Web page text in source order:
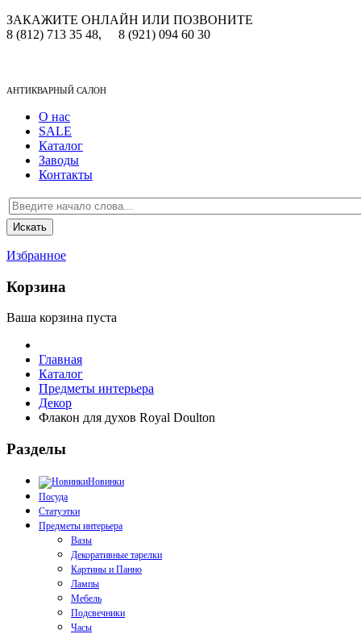
ЗАКАЖИТЕ ОНЛАЙН ИЛИ ПОЗВОНИТЕ
8 (812) 713 35 48,
8 (921) 094 60 30
АНТИКВАРНЫЙ САЛОН
О нас
SALE
Каталог
Заводы
Контакты
Избранное
Корзина
Ваша корзина пуста
Главная
Каталог
Предметы интерьера
Декор
Флакон для духов Royal Doulton
Разделы
Новинки
Посуда
Статуэтки
Предметы интерьера
Вазы
Декоративные тарелки
Картины и Панно
Лампы
Мебель
Подсвечники
Часы